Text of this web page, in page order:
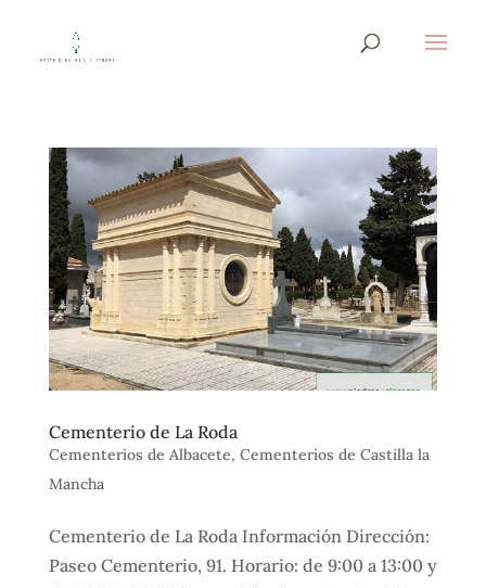
Cementerio de La Roda
Cementerios de Albacete, Cementerios de Castilla la
Mancha
Cementerio de La Roda Información Dirección:
Paseo Cementerio, 91. Horario: de 9:00 a 13:00 y